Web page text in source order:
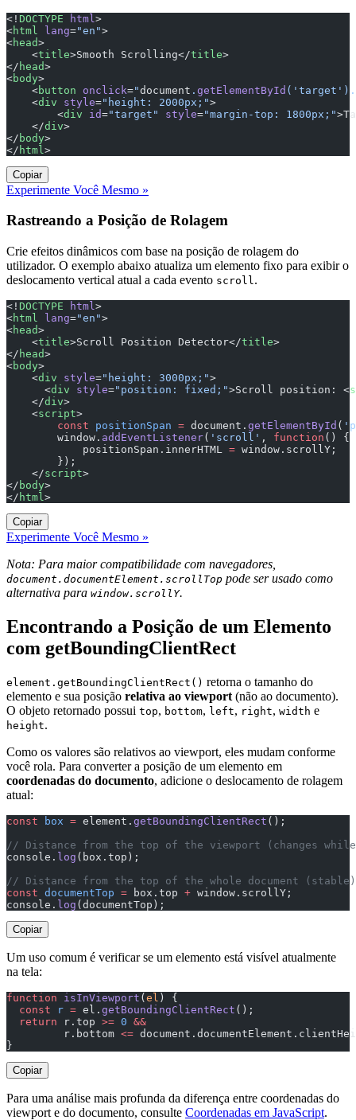
<! DOCTYPE html >
<html lang="en">
<head>
    <
title>Smooth Scrolling</title>
</ head>
<body>
    <
button onclick="document . getElementById ('target').
    <
div style="height: 2000px;">
        <
div id="target" style="margin-top: 1800px;"
    </
div>
</ body>
</ html >
Copiar
Experimente Você Mesmo »
Rastreando a Posição de Rolagem
Crie efeitos dinâmicos com base na posição de rolagem do
utilizador. O exemplo abaixo atualiza um elemento fixo para exibir o
deslocamento vertical atual a cada evento scroll .
<! DOCTYPE html >
<html lang="en">
<head>
    <
title>Scroll Position Detector</title>
</ head>
<body>
    <
div style="height: 3000px;">
      <
div style="position: fixed;">Scroll position: <
    </
div>
    <
script>
        const
positionSpan = document. getElementById (
        window.
addEventListener( 'scroll' , function () {
            positionSpan.innerHTML
= window.scrollY;
        });
    </
script>
</ body>
</ html >
Copiar
Experimente Você Mesmo »
Nota: Para maior compatibilidade com navegadores,
document.documentElement.scrollTop pode ser usado como
alternativa para window.scrollY.
Encontrando a Posição de um Elemento
com getBoundingClientRect
element.getBoundingClientRect() retorna o tamanho do
elemento e sua posição relativa ao viewport (não ao documento).
O objeto retornado possui top, bottom, left, right, width e
height.
Como os valores são relativos ao viewport, eles mudam conforme
você rola. Para converter a posição de um elemento em
coordenadas do documento, adicione o deslocamento de rolagem
atual:
const box = element. getBoundingClientRect ();
// Distance from the top of the viewport (changes
console. log (box.top);
// Distance from the top of the whole document (stable)
const documentTop = box.top + window.scrollY;
console. log (documentTop);
Copiar
Um uso comum é verificar se um elemento está visível atualmente
na tela:
function isInViewport ( el ) {
  const
r = el. getBoundingClientRect ();
  return
r.top >= 0 &&
         r.bottom
<=
}
Copiar
Para uma análise mais profunda da diferença entre coordenadas do
viewport e do documento, consulte Coordenadas em JavaScript.